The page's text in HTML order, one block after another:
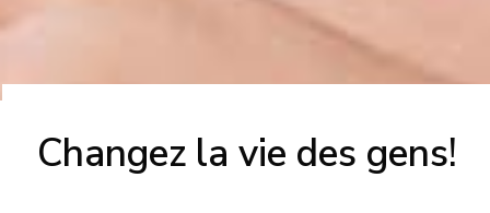
Changez la vie des gens!